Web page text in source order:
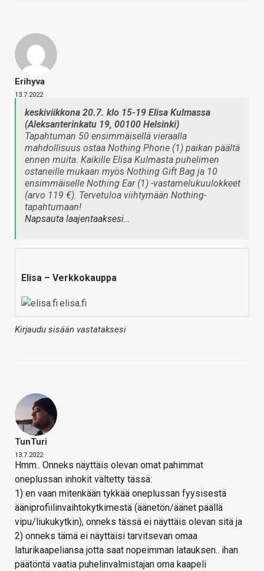
Erihyva
13.7.2022
keskiviikkona 20.7. klo 15-19 Elisa Kulmassa
(Aleksanterinkatu 19, 00100 Helsinki)
Tapahtuman 50 ensimmäisellä vieraalla
mahdollisuus ostaa Nothing Phone (1) paikan päältä
ennen muita. Kaikille Elisa Kulmasta puhelimen
ostaneille mukaan myös Nothing Gift Bag ja 10
ensimmäiselle Nothing Ear (1) -vastamelukuulokkeet
(arvo 119 €). Tervetuloa viihtymään Nothing-
tapahtumaan!
Napsauta laajentaaksesi…
Elisa – Verkkokauppa
elisa.fi
Kirjaudu sisään vastataksesi
TunTuri
13.7.2022
Hmm.. Onneks näyttäis olevan omat pahimmat
oneplussan inhokit vältetty tässä:
1) en vaan mitenkään tykkää oneplussan fyysisestä
ääniprofiilinvaihtokytkimestä (äänetön/äänet päällä
vipu/liukukytkin), onneks tässä ei näyttäis olevan sitä ja
2) onneks tämä ei näyttäisi tarvitsevan omaa
laturikaapeliansa jotta saat nopeimman latauksen.. ihan
päätöntä vaatia puhelinvalmistajan oma kaapeli